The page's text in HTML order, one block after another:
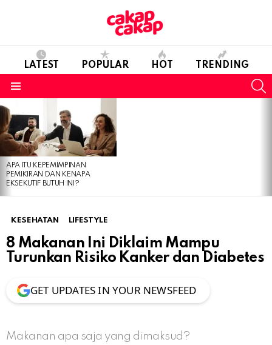
LATEST POPULAR HOT TRENDING
LATEST
STORIES
APA ITU KEPEMIMPINAN
PEMIKIRAN DAN KENAPA
EKSEKUTIF BUTUH INI?
KESEHATAN LIFESTYLE
8 Makanan Ini Diklaim Mampu
Turunkan Risiko Kanker dan Diabetes
GET UPDATES IN YOUR NEWSFEED
Makanan apa saja yang dimaksud?